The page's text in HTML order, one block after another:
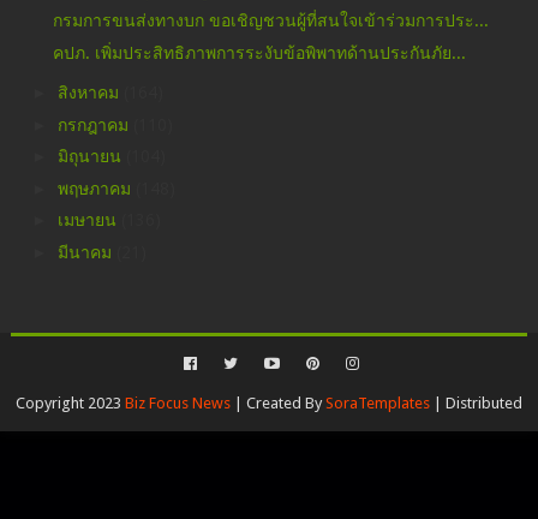
กรมการขนส่งทางบก ขอเชิญชวนผู้ที่สนใจเข้าร่วมการประ...
คปภ. เพิ่มประสิทธิภาพการระงับข้อพิพาทด้านประกันภัย...
สิงหาคม
กรกฎาคม
มิถุนายน
พฤษภาคม
เมษายน
มีนาคม
Copyright 2023 Biz Focus News| Created By SoraTemplates| Distributed